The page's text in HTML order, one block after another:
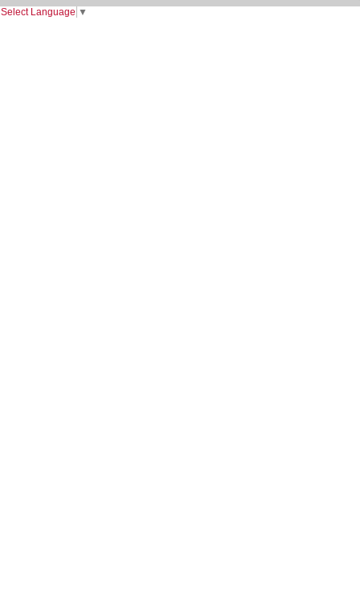
Select Language ▼